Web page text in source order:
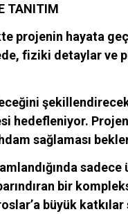
TANITIM
projenin hayata
fiziki detaylar ve
hedefleniyor.
sağlaması
bir
büyük